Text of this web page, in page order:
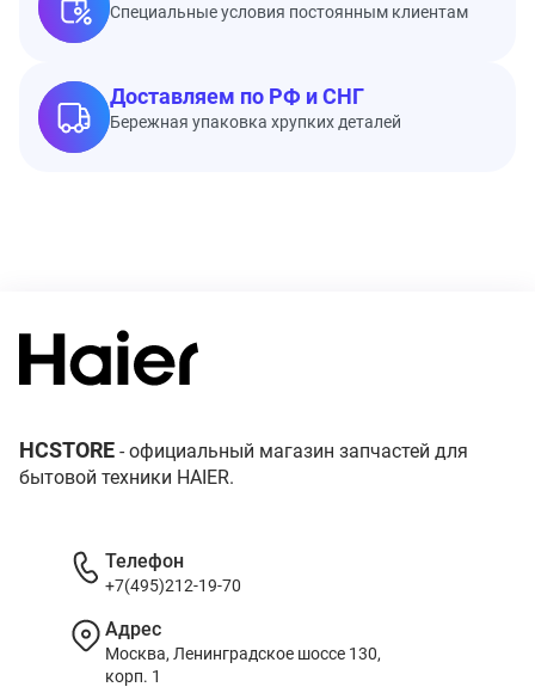
Специальные условия постоянным клиентам
Доставляем по РФ и СНГ
Бережная упаковка хрупких деталей
HCSTORE - официальный магазин запчастей для
бытовой техники HAIER.
Телефон
+7(495)212-19-70
Адрес
Москва, Ленинградское шоссе 130,
корп. 1